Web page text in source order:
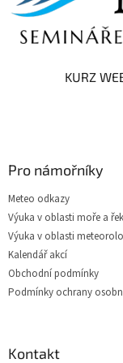
KURZ
Pro námořníky
Meteo odkazy
Výuka v oblasti moře a
Výuka v oblasti
Kalendář akcí
Obchodní podmínky
Podmínky ochrany
Kontakt